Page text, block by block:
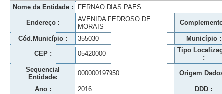
Nome da Entidade :
FERNAO DIAS PAES
Endereço :
AVENIDA PEDROSO DE
MORAIS
Cód.Município : 355030 Município :
CEP : 05420000
Tipo
:
Sequencial
Entidade:
000000197950 Origem
Ano : 2016 DDD :